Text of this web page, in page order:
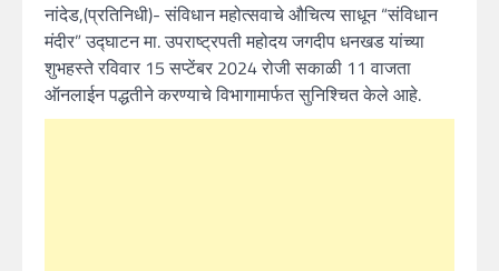
नांदेड,(प्रतिनिधी)- संविधान महोत्सवाचे औचित्य साधून “संविधान
मंदीर” उद्घाटन मा. उपराष्ट्रपती महोदय जगदीप धनखड यांच्या
शुभहस्ते रविवार 15 सप्टेंबर 2024 रोजी सकाळी 11 वाजता
ऑनलाईन पद्धतीने करण्याचे विभागामार्फत सुनिश्चित केले आहे.